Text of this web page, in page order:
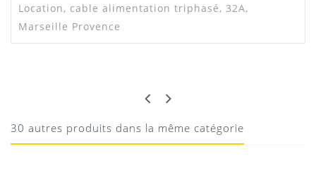
Location, cable alimentation triphasé, 32A,
Marseille Provence
10/08/2020
30 autres produits dans la même catégorie